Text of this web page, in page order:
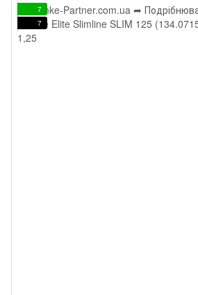
7
7